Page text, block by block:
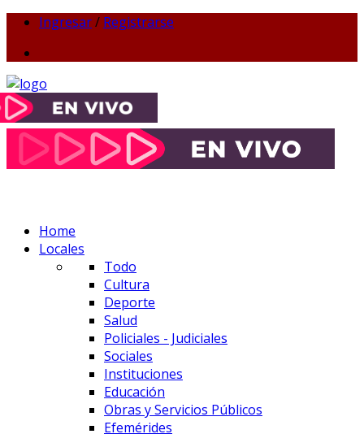
Ingresar/ Registrarse
Home
Locales
Todo
Cultura
Deporte
Salud
Policiales - Judiciales
Sociales
Instituciones
Educación
Obras y Servicios Públicos
Efemérides